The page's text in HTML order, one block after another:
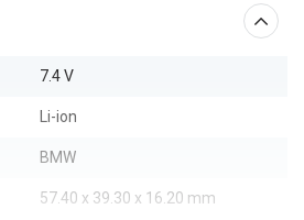
7.4 V
Li-ion
BMW
57.40 x 39.30 x 16.20 mm